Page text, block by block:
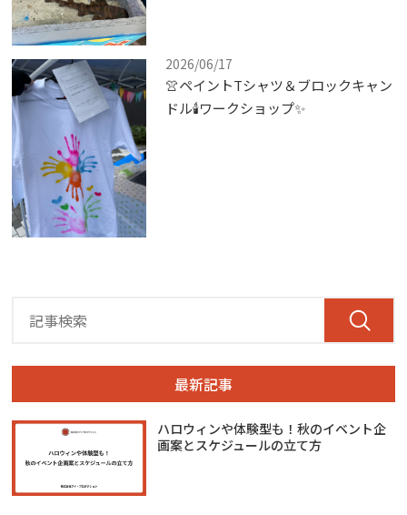
2026/06/17
👚ペイントTシャツ＆ブロックキャン
ドル🕯ワークショップ✨
最新記事
ハロウィンや体験型も！秋のイベント企
画案とスケジュールの立て方